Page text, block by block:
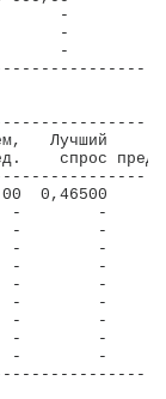
-
-
-
Лучший
спрос
0,46500
-        -
-        -
-        -
-        -
-        -
-        -
-        -
-        -
-        -